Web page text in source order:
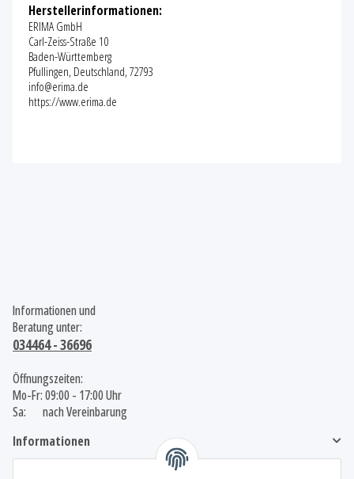
Herstellerinformationen:
ERIMA GmbH
Carl-Zeiss-Straße 10
Baden-Württemberg
Pfullingen, Deutschland, 72793
info@erima.de
https://www.erima.de
Informationen und
Beratung unter:
034464 - 36696
Öffnungszeiten:
Mo-Fr: 09:00 - 17:00 Uhr
Sa: nach Vereinbarung
Informationen